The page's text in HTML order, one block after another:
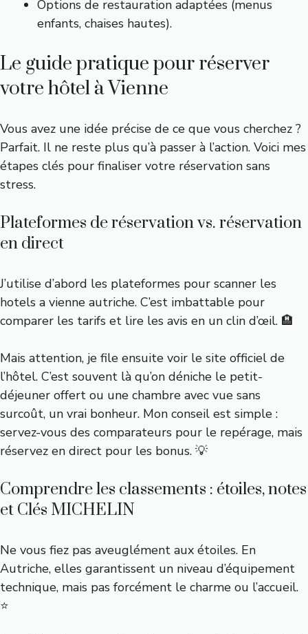
Options de restauration adaptées (menus
enfants, chaises hautes).
Le guide pratique pour réserver
votre hôtel à Vienne
Vous avez une idée précise de ce que vous cherchez ?
Parfait. Il ne reste plus qu’à passer à l’action. Voici mes
étapes clés pour finaliser votre réservation sans
stress.
Plateformes de réservation vs. réservation
en direct
J’utilise d’abord les plateformes pour scanner les
hotels a vienne autriche. C’est imbattable pour
comparer les tarifs et lire les avis en un clin d’œil. 🏨
Mais attention, je file ensuite voir le site officiel de
l’hôtel. C’est souvent là qu’on déniche le petit-
déjeuner offert ou une chambre avec vue sans
surcoût, un vrai bonheur. Mon conseil est simple :
servez-vous des comparateurs pour le repérage, mais
réservez en direct pour les bonus. 💡
Comprendre les classements : étoiles, notes
et Clés MICHELIN
Ne vous fiez pas aveuglément aux étoiles. En
Autriche, elles garantissent un niveau d’équipement
technique, mais pas forcément le charme ou l’accueil.
⭐